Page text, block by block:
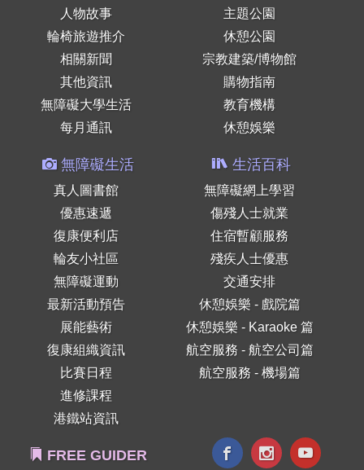
人物故事
輪椅旅遊推介
相關新聞
其他資訊
無障礙大學生活
每月通訊
主題公園
休憩公園
宗教建築/博物館
購物指南
教育機構
休憩娛樂
無障礙生活
真人圖書館
優惠速遞
復康便利店
輪友小社區
無障礙運動
最新活動預告
展能藝術
復康組織資訊
比賽日程
進修課程
港鐵站資訊
生活百科
無障礙網上學習
傷殘人士就業
住宿暫顧服務
殘疾人士優惠
交通安排
休憩娛樂 - 戲院篇
休憩娛樂 - Karaoke 篇
航空服務 - 航空公司篇
航空服務 - 機場篇
FREE GUIDER